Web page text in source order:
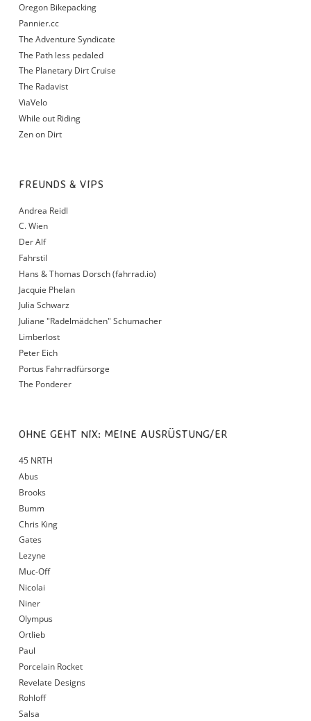
Oregon Bikepacking
Pannier.cc
The Adventure Syndicate
The Path less pedaled
The Planetary Dirt Cruise
The Radavist
ViaVelo
While out Riding
Zen on Dirt
FREUNDS & VIPS
Andrea Reidl
C. Wien
Der Alf
Fahrstil
Hans & Thomas Dorsch (fahrrad.io)
Jacquie Phelan
Julia Schwarz
Juliane "Radelmädchen" Schumacher
Limberlost
Peter Eich
Portus Fahrradfürsorge
The Ponderer
OHNE GEHT NIX: MEINE AUSRÜSTUNG/ER
45 NRTH
Abus
Brooks
Bumm
Chris King
Gates
Lezyne
Muc-Off
Nicolai
Niner
Olympus
Ortlieb
Paul
Porcelain Rocket
Revelate Designs
Rohloff
Salsa